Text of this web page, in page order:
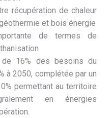
récupération de chaleur
et bois énergie
de termes de
de 16% des besoins du
à 2050, complétée par un
permettant au territoire
en énergies